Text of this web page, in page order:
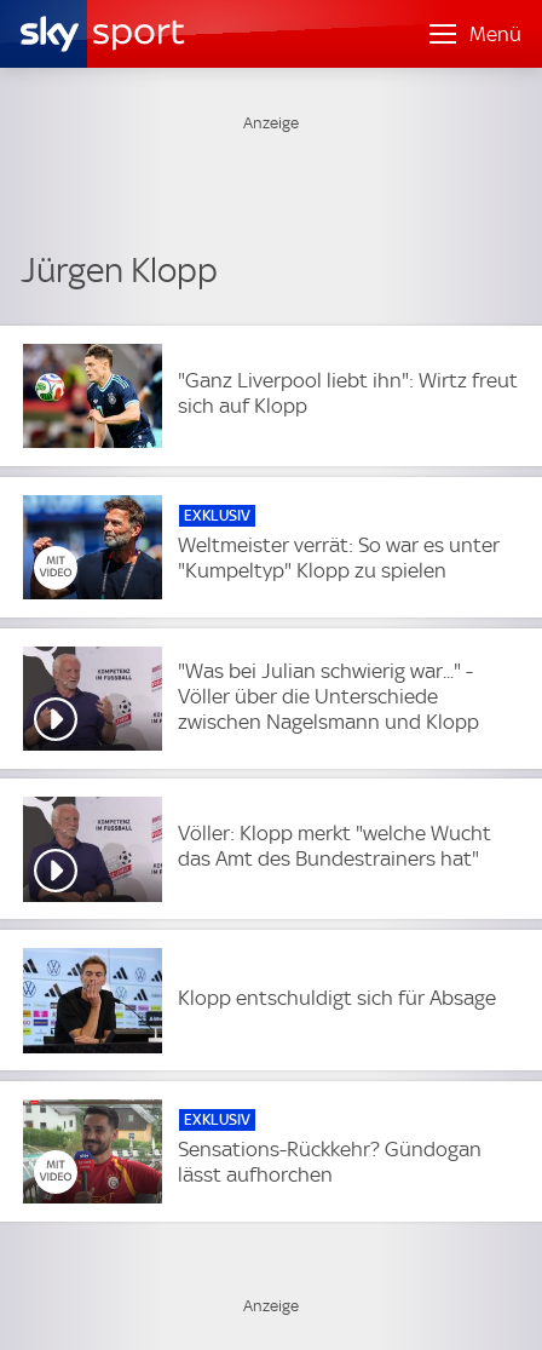
Menü
Jürgen Klopp
"Ganz Liverpool liebt ihn": Wirtz freut
sich auf Klopp
EXKLUSIV
Weltmeister verrät: So war es unter
"Kumpeltyp" Klopp zu spielen
"Was bei Julian schwierig war..." -
Völler über die Unterschiede
zwischen Nagelsmann und Klopp
Völler: Klopp merkt "welche Wucht
das Amt des Bundestrainers hat"
Klopp entschuldigt sich für Absage
EXKLUSIV
Sensations-Rückkehr? Gündogan
lässt aufhorchen